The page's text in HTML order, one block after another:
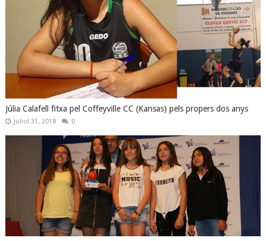
Júlia Calafell fitxa pel Coffeyville CC (Kansas) pels propers dos anys
Juliol 31, 2018 0